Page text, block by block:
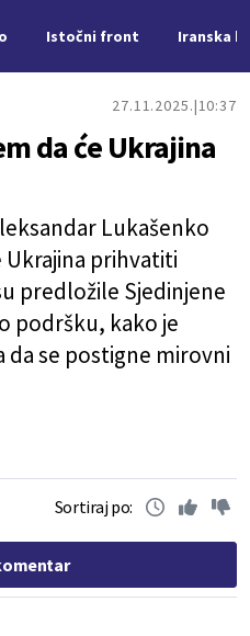
Istočni front Iranska
27.11.2025. 10:37
da će Ukrajina
Lukašenko
Ukrajina prihvatiti
predložile Sjedinjene
podršku, kako je
da se postigne mirovni
Sortiraj po: